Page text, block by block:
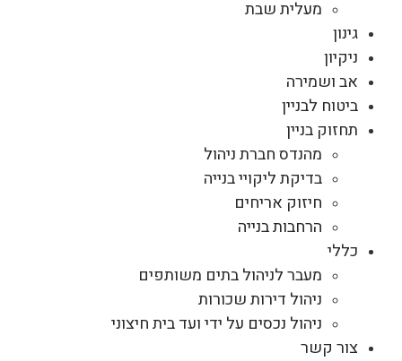
מעלית שבת
גינון
ניקיון
אב ושמירה
ביטוח לבניין
תחזוק בניין
מהנדס חברת ניהול
בדיקת ליקויי בנייה
חיזוק אריחים
הרחבות בנייה
כללי
מעבר לניהול בתים משותפים
ניהול דירות שכורות
ניהול נכסים על ידי ועד בית חיצוני
צור קשר